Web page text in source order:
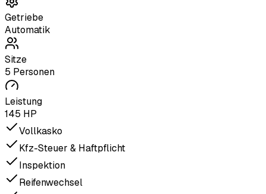
Getriebe
Automatik
Sitze
5 Personen
Leistung
145 HP
Vollkasko
Kfz-Steuer & Haftpflicht
Inspektion
Reifenwechsel